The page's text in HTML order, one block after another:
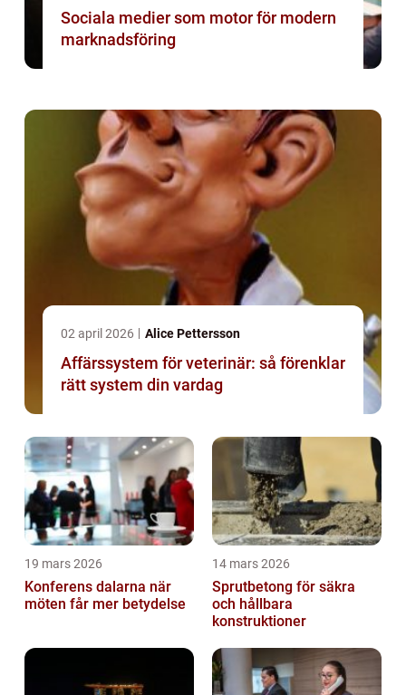
Sociala medier som motor för modern
marknadsföring
02 april 2026 Alice Pettersson
Affärssystem för veterinär: så förenklar
rätt system din vardag
19 mars 2026
Konferens dalarna när
möten får mer betydelse
14 mars 2026
Sprutbetong för säkra
och hållbara
konstruktioner